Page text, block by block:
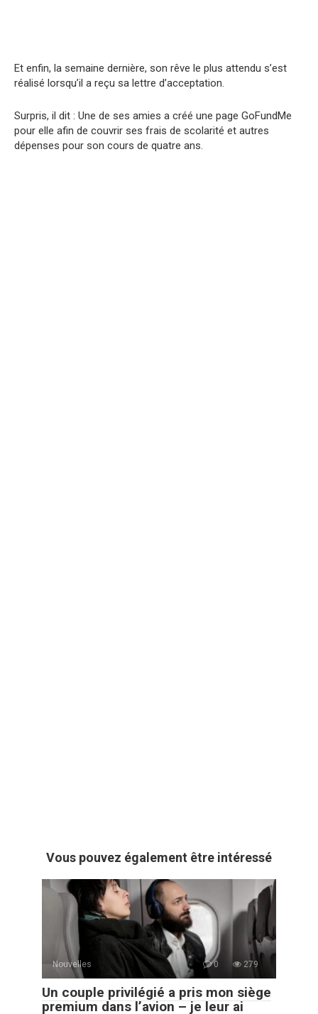
Et enfin, la semaine dernière, son rêve le plus attendu s’est
réalisé lorsqu’il a reçu sa lettre d’acceptation.
Surpris, il dit : Une de ses amies a créé une page GoFundMe
pour elle afin de couvrir ses frais de scolarité et autres
dépenses pour son cours de quatre ans.
Vous pouvez également être intéressé
Nouvelles 0 279
Un couple privilégié a pris mon siège
premium dans l’avion – je leur ai